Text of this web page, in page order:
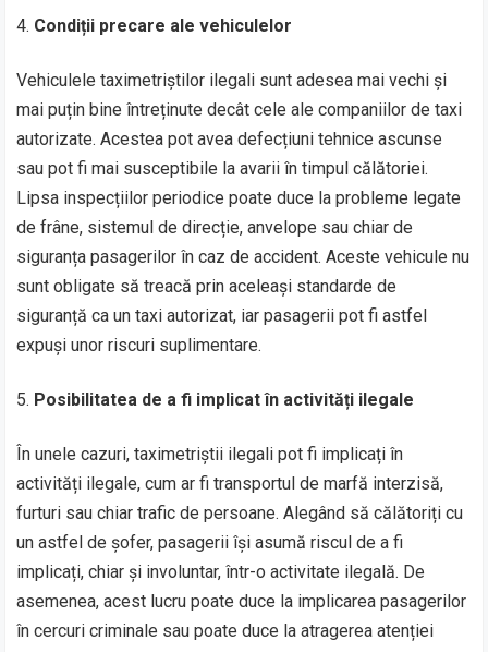
Condiții precare ale vehiculelor
Vehiculele taximetriștilor ilegali sunt adesea mai vechi și
mai puțin bine întreținute decât cele ale companiilor de taxi
autorizate. Acestea pot avea defecțiuni tehnice ascunse
sau pot fi mai susceptibile la avarii în timpul călătoriei.
Lipsa inspecțiilor periodice poate duce la probleme legate
de frâne, sistemul de direcție, anvelope sau chiar de
siguranța pasagerilor în caz de accident. Aceste vehicule nu
sunt obligate să treacă prin aceleași standarde de
siguranță ca un taxi autorizat, iar pasagerii pot fi astfel
expuși unor riscuri suplimentare.
Posibilitatea de a fi implicat în activități ilegale
În unele cazuri, taximetriștii ilegali pot fi implicați în
activități ilegale, cum ar fi transportul de marfă interzisă,
furturi sau chiar trafic de persoane. Alegând să călătoriți cu
un astfel de șofer, pasagerii își asumă riscul de a fi
implicați, chiar și involuntar, într-o activitate ilegală. De
asemenea, acest lucru poate duce la implicarea pasagerilor
în cercuri criminale sau poate duce la atragerea atenției